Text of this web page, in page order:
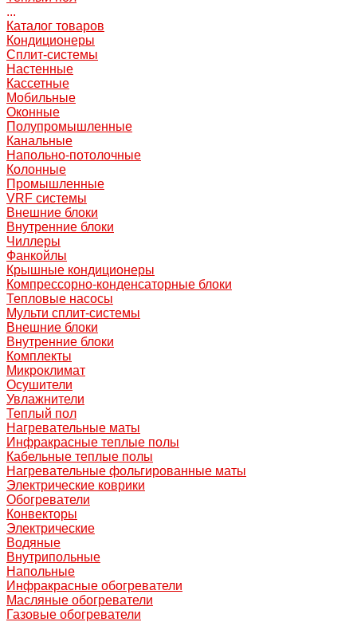
...
Каталог товаров
Кондиционеры
Сплит-системы
Настенные
Кассетные
Мобильные
Оконные
Полупромышленные
Канальные
Напольно-потолочные
Колонные
Промышленные
VRF системы
Внешние блоки
Внутренние блоки
Чиллеры
Фанкойлы
Крышные кондиционеры
Компрессорно-конденсаторные блоки
Тепловые насосы
Мульти сплит-системы
Внешние блоки
Внутренние блоки
Комплекты
Микроклимат
Осушители
Увлажнители
Теплый пол
Нагревательные маты
Инфракрасные теплые полы
Кабельные теплые полы
Нагревательные фольгированные маты
Электрические коврики
Обогреватели
Конвекторы
Электрические
Водяные
Внутрипольные
Напольные
Инфракрасные обогреватели
Масляные обогреватели
Газовые обогреватели